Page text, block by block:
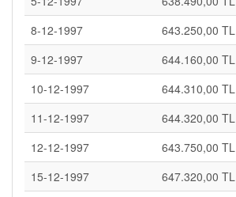
8-12-1997
643.250,00 TL
9-12-1997
644.160,00 TL
10-12-1997
644.310,00 TL
11-12-1997
644.320,00 TL
12-12-1997
643.750,00 TL
15-12-1997
647.320,00 TL